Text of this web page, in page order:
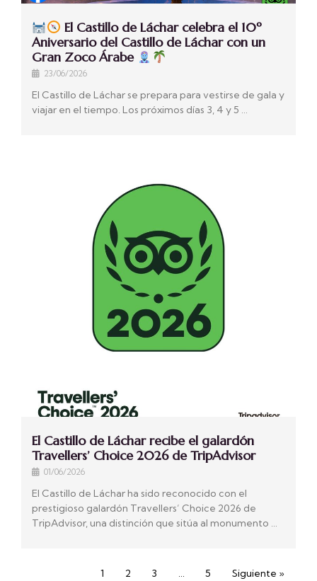
El Castillo de Láchar celebra el 10º
Aniversario del Castillo de Láchar con un
Gran Zoco Árabe
23/06/2026
El Castillo de Láchar se prepara para vestirse de gala y
viajar en el tiempo. Los próximos días 3, 4 y 5 …
El Castillo de Láchar recibe el galardón
Travellers’ Choice 2026 de TripAdvisor
01/06/2026
El Castillo de Láchar ha sido reconocido con el
prestigioso galardón Travellers’ Choice 2026 de
TripAdvisor, una distinción que sitúa al monumento …
1 2 3 … 5 Siguiente »